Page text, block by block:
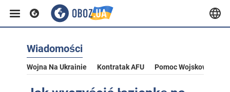
Wiadomości
Wojna Na Ukrainie Kontratak AFU Pomoc Wojskowa Dla